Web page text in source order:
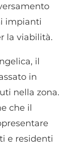
impianti
la viabilità.
il
in
nella zona.
che il
e residenti